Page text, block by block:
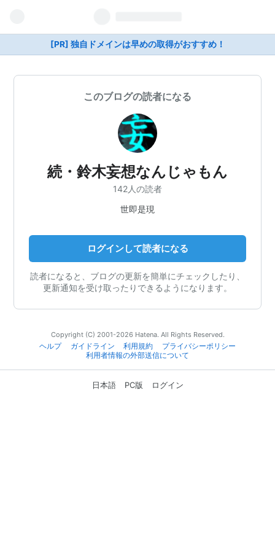
[PR] 独自ドメインは早めの取得がおすすめ！
このブログの読者になる
続・鈴木妄想なんじゃもん
142人の読者
世即是現
ログインして読者になる
読者になると、ブログの更新を簡単にチェックしたり、
更新通知を受け取ったりできるようになります。
Copyright (C) 2001-2026 Hatena. All Rights Reserved.
ヘルプ
ガイドライン 利用規約
プライバシーポリシー
利用者情報の外部送信について
日本語 PC版 ログイン